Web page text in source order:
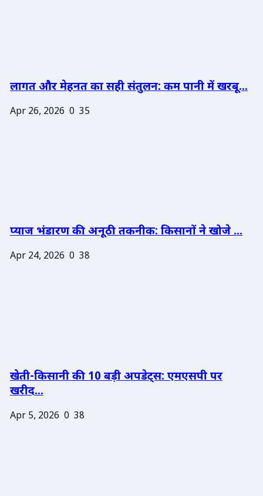
लागत और मेहनत का सही संतुलन: कम पानी में खरबू...
Apr 26, 2026 0 35
प्याज भंडारण की अनूठी तकनीक: किसानों ने खोजे ...
Apr 24, 2026 0 38
खेती-किसानी की 10 बड़ी अपडेट्स: एमएसपी पर
खरीद...
Apr 5, 2026 0 38